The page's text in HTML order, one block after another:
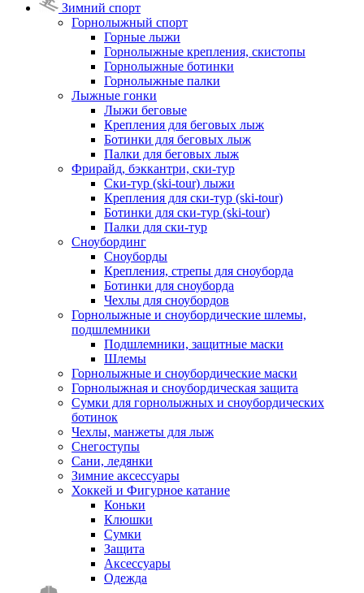
Зимний спорт
Горнолыжный спорт
Горные лыжи
Горнолыжные крепления, скистопы
Горнолыжные ботинки
Горнолыжные палки
Лыжные гонки
Лыжи беговые
Крепления для беговых лыж
Ботинки для беговых лыж
Палки для беговых лыж
Фрирайд, бэккантри, ски-тур
Ски-тур (ski-tour) лыжи
Крепления для ски-тур (ski-tour)
Ботинки для ски-тур (ski-tour)
Палки для ски-тур
Сноубординг
Сноуборды
Крепления, стрепы для сноуборда
Ботинки для сноуборда
Чехлы для сноубордов
Горнолыжные и сноубордические шлемы,
подшлемники
Подшлемники, защитные маски
Шлемы
Горнолыжные и сноубордические маски
Горнолыжная и сноубордическая защита
Сумки для горнолыжных и сноубордических
ботинок
Чехлы, манжеты для лыж
Снегоступы
Сани, ледянки
Зимние аксессуары
Хоккей и Фигурное катание
Коньки
Клюшки
Сумки
Защита
Аксессуары
Одежда